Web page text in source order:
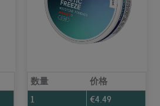
数量
价格
1
€4.49